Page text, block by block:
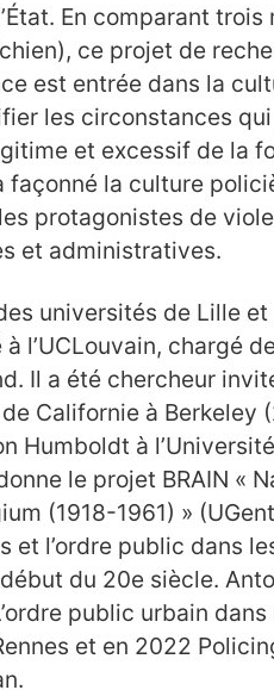
En comparant trois
ce projet de
est entrée dans la
les circonstances
et excessif de la
façonné la culture
protagonistes de
et administratives.
universités de Lille
l’UCLouvain, chargé
Il a été chercheur
Californie à Berkeley
Humboldt à
le projet BRAIN «
(1918-1961) »
et l’ordre public dans
du 20e siècle.
public urbain dans
et en 2022